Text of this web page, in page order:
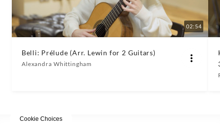
02:54
Belli: Prélude (Arr. Lewin for 2 Guitars)
Alexandra Whittingham
Cookie Choices